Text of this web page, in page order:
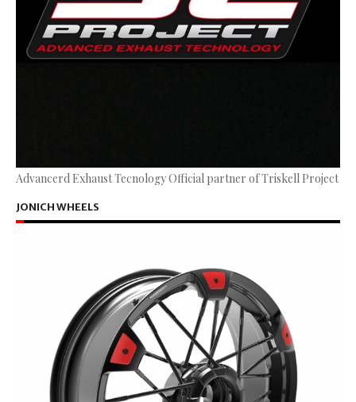
Advancerd Exhaust Tecnology Official partner of Triskell Project
JONICH WHEELS